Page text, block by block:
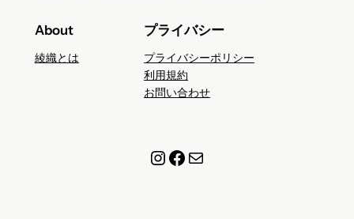
About
綾織とは
プライバシー
プライバシーポリシー
利用規約
お問い合わせ
Instagram
Facebook
メール